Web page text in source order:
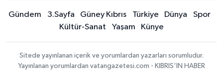
Gündem 3.Sayfa Güney Kıbrıs Türkiye Dünya
Spor
Kültür-Sanat
Yaşam Künye
Sitede yayınlanan içerik ve yorumlardan yazarları sorumludur.
Yayınlanan yorumlardan vatangazetesi.com - KIBRIS'IN HABER